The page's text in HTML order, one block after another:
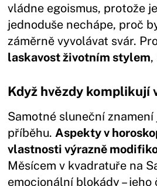
vládne egoismus, protože
jednoduše nechápe, proč
záměrně vyvolávat svár.
laskavost životním stylem,
Když hvězdy komplikují
Samotné sluneční znamení
příběhu.Aspekty v
vlastnosti výrazně
Měsícem v kvadratuře na
emocionální blokády –